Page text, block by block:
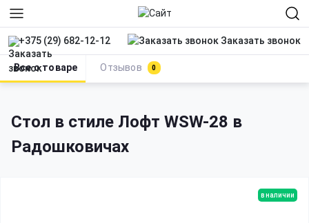
+375 (29) 682-12-12 Заказать звонок
Мебель в стиле лофт Столы Лофт
Стол в стиле Лофт WSW-28 в
Радошковичах
Все о товаре Отзывов 0
в наличии